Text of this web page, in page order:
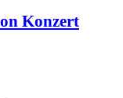
Konzert